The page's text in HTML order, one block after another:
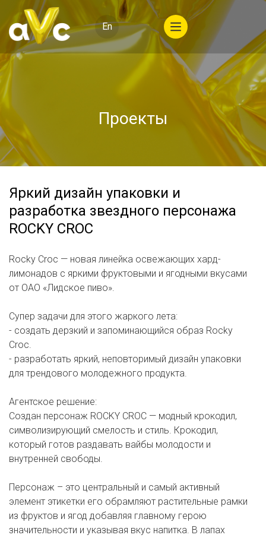
En
Проекты
Яркий дизайн упаковки и
разработка звездного персонажа
ROCKY CROC
Rocky Croc — новая линейка освежающих хард-
лимонадов с яркими фруктовыми и ягодными вкусами
от ОАО «Лидское пиво».
Супер задачи для этого жаркого лета:
- cоздать дерзкий и запоминающийся образ Rocky
Croc.
- разработать яркий, неповторимый дизайн упаковки
для трендового молодежного продукта.
Агентское решение:
Создан персонаж ROCKY CROC — модный крокодил,
символизирующий смелость и стиль. Крокодил,
который готов раздавать вайбы молодости и
внутренней свободы.
Персонаж – это центральный и самый активный
элемент этикетки его обрамляют растительные рамки
из фруктов и ягод добавляя главному герою
значительности и указывая вкус напитка. В лапах